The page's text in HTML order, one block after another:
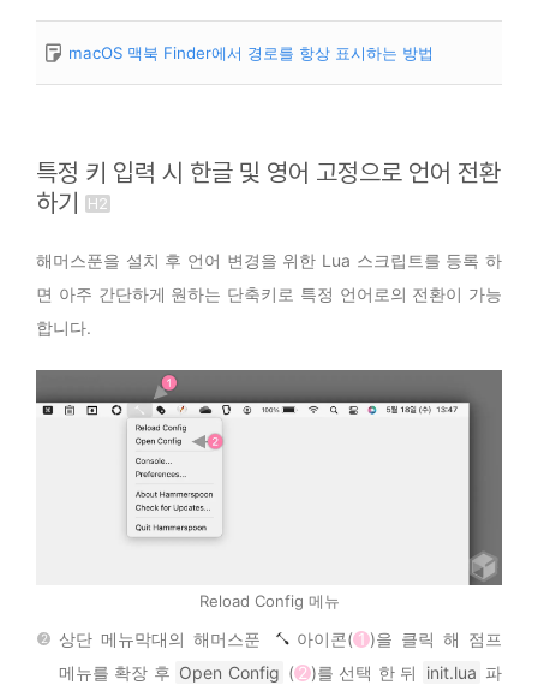
macOS 맥북 Finder에서 경로를 항상 표시하는 방법
특정 키 입력 시 한글 및 영어 고정으로 언어 전환
하기
해머스푼을 설치 후 언어 변경을 위한 Lua 스크립트를 등록 하
면 아주 간단하게 원하는 단축키로 특정 언어로의 전환이 가능
합니다.
Reload Config 메뉴
상단 메뉴막대의 해머스푼 아이콘( 1 )을 클릭 해 점프
메뉴를 확장 후 Open Config (2 )를 선택 한 뒤 init.lua 파